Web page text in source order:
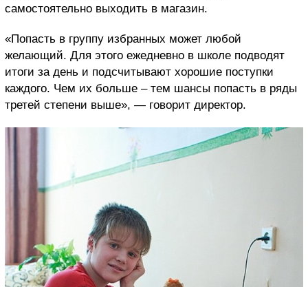
самостоятельно выходить в магазин.
«Попасть в группу избранных может любой
желающий. Для этого ежедневно в школе подводят
итоги за день и подсчитывают хорошие поступки
каждого. Чем их больше – тем шансы попасть в ряды
третей степени выше», — говорит директор.